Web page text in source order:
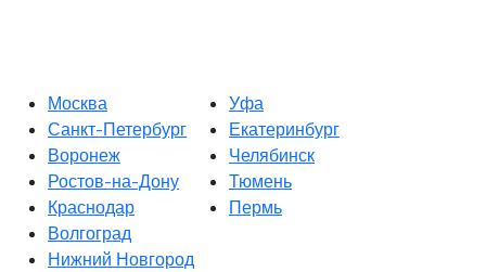
Москва
Санкт-Петербург
Воронеж
Ростов-на-Дону
Краснодар
Волгоград
Нижний Новгород
Уфа
Екатеринбург
Челябинск
Тюмень
Пермь